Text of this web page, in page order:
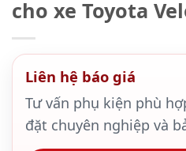
cho xe Toyota
Liên hệ báo giá
Tư vấn phụ kiện phù
đặt chuyên nghiệp và